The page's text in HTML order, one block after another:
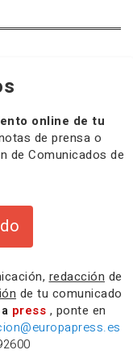
online de tu
de prensa o
de Comunicados de
redacción de
de tu comunicado
press , ponte en